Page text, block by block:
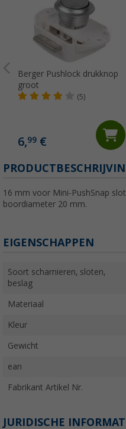
Berger Pushlock drukknop
groot
(5)
6,99 €
16 mm voor Mini-PushSnap
boordiameter 20 mm.
EIGENSCHAPPEN
Soort scharnieren, sloten,
beslag
Materiaal
Kleur
Gewicht
ean
Fabrikant Artikel Nr.
JURIDISCHE